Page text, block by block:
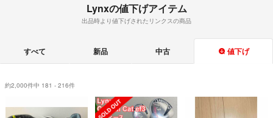
Lynxの値下げアイテム
出品時より値下げされたリンクスの商品
すべて 新品 中古 値下げ
約2,000件中 181 - 216件